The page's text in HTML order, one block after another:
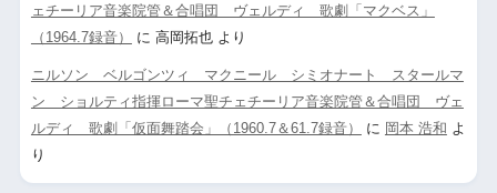
ェチーリア音楽院管＆合唱団 ヴェルディ 歌劇「マクベス」
（1964.7録音）
に 高岡拓也より
ニルソン ベルゴンツィ マクニール シミオナート スタールマ
ン ショルティ指揮ローマ聖チェチーリア音楽院管＆合唱団 ヴェ
ルディ 歌劇「仮面舞踏会」（1960.7＆61.7録音）
に 岡本 浩和 よ
り